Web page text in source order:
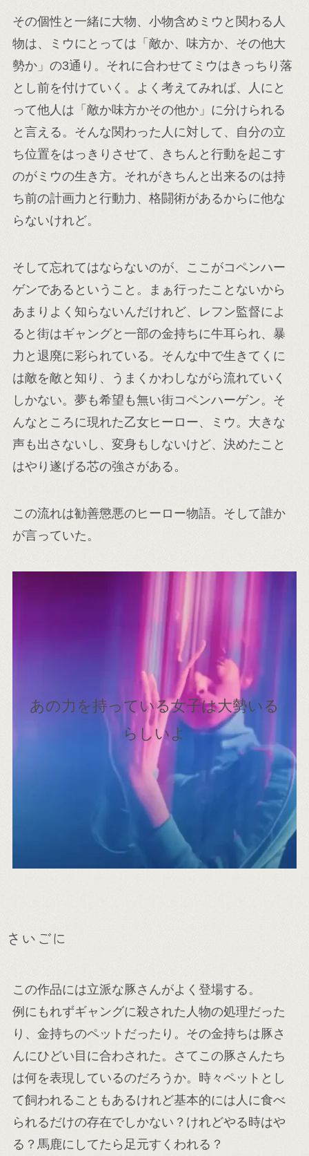
その個性と一緒に大物、小物含めミウと関わる人
物は、ミウにとっては「敵か、味方か、その他大
勢か」の3通り。それに合わせてミウはきっちり落
とし前を付けていく。よく考えてみれば、人にと
って他人は「敵か味方かその他か」に分けられる
と言える。そんな関わった人に対して、自分の立
ち位置をはっきりさせて、きちんと行動を起こす
のがミウの生き方。それがきちんと出来るのは持
ち前の計画力と行動力、格闘術があるからに他な
らないけれど。
そして忘れてはならないのが、ここがコペンハー
ゲンであるということ。まぁ行ったことないから
あまりよく知らないんだけれど、レフン監督によ
ると街はギャングと一部の金持ちに牛耳られ、暴
力と退廃に彩られている。そんな中で生きてくに
は敵を敵と知り、うまくかわしながら流れていく
しかない。夢も希望も無い街コペンハーゲン。そ
んなところに現れた乙女ヒーロー、ミウ。大きな
声も出さないし、変身もしないけど、決めたこと
はやり遂げる芯の強さがある。
この流れは勧善懲悪のヒーロー物語。そして誰か
が言っていた。
あの力を持っている女子は大勢いる
らしいよ
さいごに
この作品には立派な豚さんがよく登場する。
例にもれずギャングに殺された人物の処理だった
り、金持ちのペットだったり。その金持ちは豚さ
んにひどい目に合わされた。さてこの豚さんたち
は何を表現しているのだろうか。時々ペットとし
て飼われることもあるけれど基本的には人に食べ
られるだけの存在でしかない？けれどやる時はや
る？馬鹿にしてたら足元すくわれる？